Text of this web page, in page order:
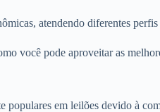
atendendo diferentes
você pode aproveitar as
populares em leilões devido à